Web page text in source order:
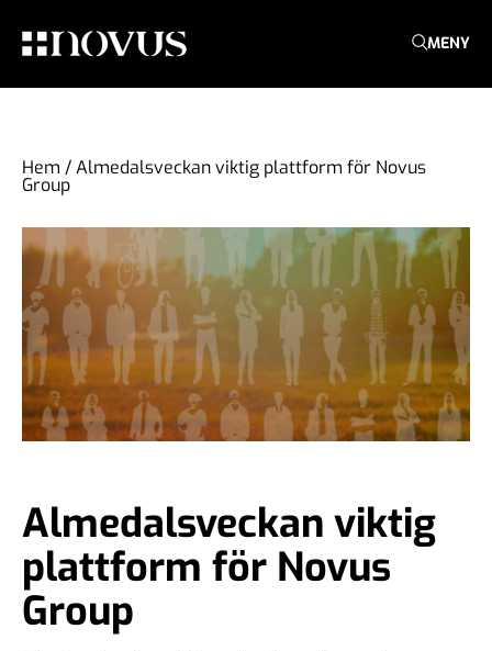
MENY
Hem /Almedalsveckan viktig plattform för Novus
Group
Almedalsveckan viktig
plattform för Novus
Group